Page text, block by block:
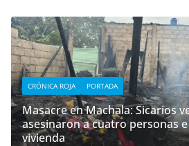
CRÓNICA ROJA PORTADA
Masacre en Machala: Sicarios
asesinaron a cuatro personas
vivienda